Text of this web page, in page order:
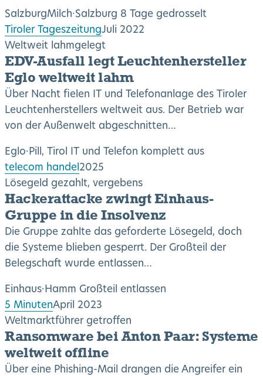
SalzburgMilch·Salzburg 8 Tage gedrosselt
Tiroler TageszeitungJuli 2022
Weltweit lahmgelegt
EDV-Ausfall legt Leuchtenhersteller
Eglo weltweit lahm
Über Nacht fielen IT und Telefonanlage des Tiroler
Leuchtenherstellers weltweit aus. Der Betrieb war
von der Außenwelt abgeschnitten…
Eglo·Pill, Tirol IT und Telefon komplett aus
telecom handel2025
Lösegeld gezahlt, vergebens
Hackerattacke zwingt Einhaus-
Gruppe in die Insolvenz
Die Gruppe zahlte das geforderte Lösegeld, doch
die Systeme blieben gesperrt. Der Großteil der
Belegschaft wurde entlassen…
Einhaus·Hamm Großteil entlassen
5 MinutenApril 2023
Weltmarktführer getroffen
Ransomware bei Anton Paar: Systeme
weltweit offline
Über eine Phishing-Mail drangen die Angreifer ein